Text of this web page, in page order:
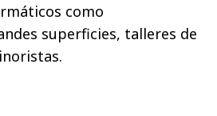
como
superficies, talleres de